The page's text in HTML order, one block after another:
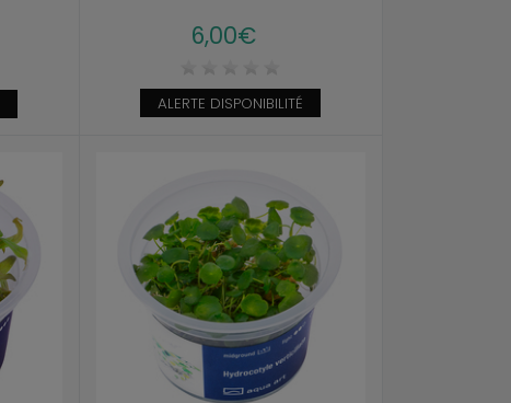
6,00€
ALERTE DISPONIBILITÉ